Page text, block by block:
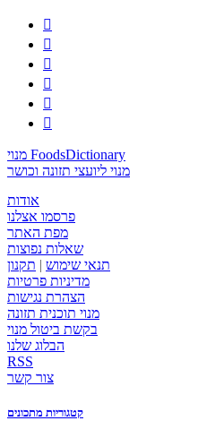






מנוי FoodsDictionary
מנוי ליועצי תזונה וכושר
אודות
פרסמו אצלנו
מפת האתר
שאלות נפוצות
תנאי שימוש | תקנון
מדיניות פרטיות
הצהרת נגישות
מנוי תוכנית תזונה
בקשת ביטול מנוי
הבלוג שלנו
RSS
צור קשר
קטגוריות מתכונים